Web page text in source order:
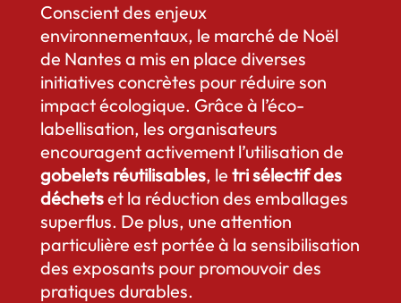
Conscient des enjeux
environnementaux, le marché de Noël
de Nantes a mis en place diverses
initiatives concrètes pour réduire son
impact écologique. Grâce à l’éco-
labellisation, les organisateurs
encouragent activement l’utilisation de
gobelets réutilisables, le tri sélectif des
déchetset la réduction des emballages
superflus. De plus, une attention
particulière est portée à la sensibilisation
des exposants pour promouvoir des
pratiques durables.